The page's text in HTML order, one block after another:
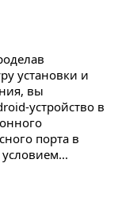
установки и
вы
устройство в
порта в